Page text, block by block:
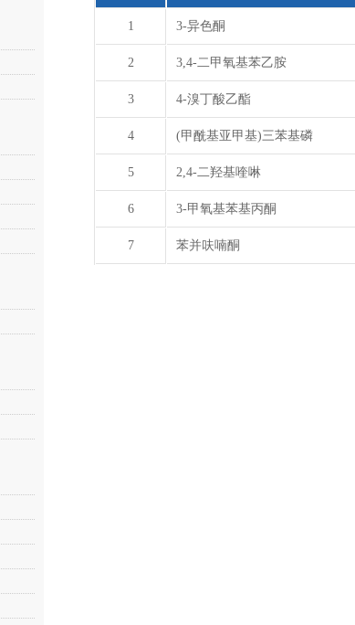
1 3-异色酮
2 3,4-二甲氧基苯乙胺
3 4-溴丁酸乙酯
4 (甲酰基亚甲基)三苯基磷
5 2,4-二羟基喹啉
6 3-甲氧基苯基丙酮
7 苯并呋喃酮